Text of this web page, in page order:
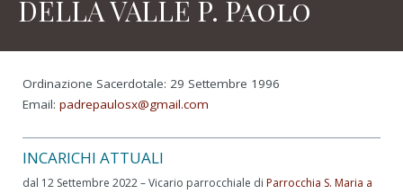
DELLA VALLE P. Paolo
Ordinazione Sacerdotale: 29 Settembre 1996
Email: padrepaulosx@gmail.com
INCARICHI ATTUALI
dal 12 Settembre 2022 – Vicario parrocchiale di Parrocchia S. Maria a